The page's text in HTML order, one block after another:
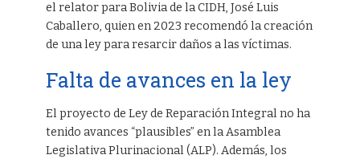
el relator para Bolivia de la CIDH, José Luis
Caballero, quien en 2023 recomendó la creación
de una ley para resarcir daños a las víctimas.
Falta de avances en la ley
El proyecto de Ley de Reparación Integral no ha
tenido avances “plausibles” en la Asamblea
Legislativa Plurinacional (ALP). Además, los